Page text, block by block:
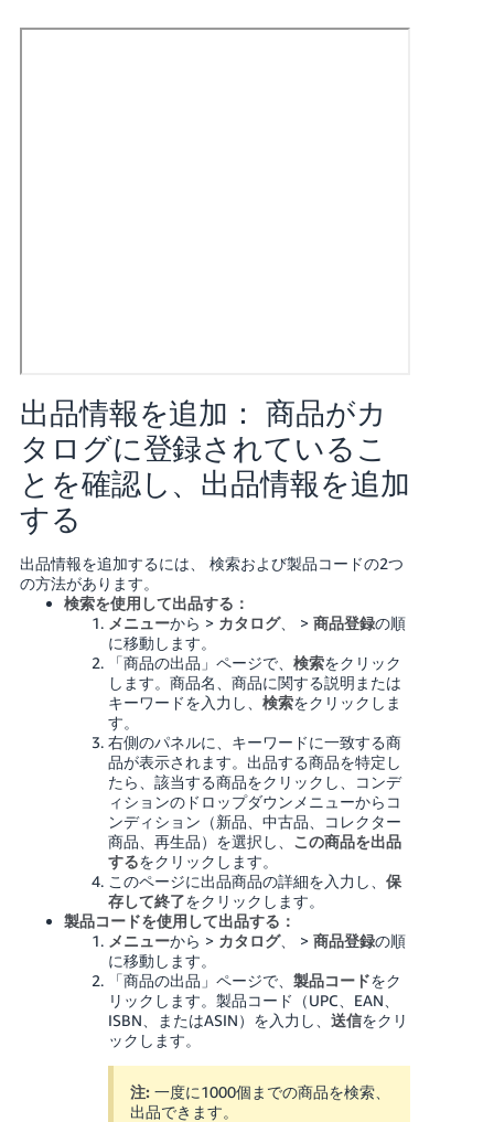
出品情報を追加： 商品がカ
タログに登録されているこ
とを確認し、出品情報を追加
する
出品情報を追加するには、 検索および製品コードの2つ
の方法があります。
検索を使用して出品する：
メニューから > カタログ、 > 商品登録の順
に移動します。
「商品の出品」ページで、 検索をクリック
します。商品名、商品に関する説明または
キーワードを入力し、 検索をクリックしま
す。
右側のパネルに、キーワードに一致する商
品が表示されます。出品する商品を特定し
たら、該当する商品をクリックし、コンデ
ィションのドロップダウンメニューからコ
ンディション（新品、中古品、コレクター
商品、再生品）を選択し、 この商品を出品
するをクリックします。
このページに出品商品の詳細を入力し、 保
存して終了をクリックします。
製品コードを使用して出品する：
メニューから > カタログ、 > 商品登録の順
に移動します。
「商品の出品」ページで、 製品コードをク
リックします。製品コード（UPC、EAN、
ISBN、またはASIN）を入力し、 送信をクリ
ックします。
注: 一度に1000個までの商品を検索、
出品できます。